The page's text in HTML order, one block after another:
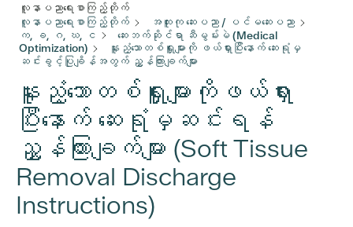
လူနာပညာရေးစာကြည့်တိုက်
လူနာပညာရေးစာကြည့်တိုက်
အထူးကု ဆေးပညာ / ပင်မဆေးပညာ
က, ခ, ဂ, ဃ, င
ဆေးဘက်ဆိုင်ရာ ဆီမွမ်းမဲ (Medical
Optimization)
နူးညံ့သောတစ်ရှူးများကို ဖယ်ရှားပြီးနောက် ဆေးရုံမှ
ဆင်းခွင့်ပြုချိန်အတွက် ညွှန်ကြားချက်များ
နူးညံ့သောတစ်ရှူးများကိုဖယ်ရှား
ပြီးနောက် ဆေးရုံမှဆင်းရန်
ညွှန်ကြားချက်များ (Soft Tissue
Removal Discharge
Instructions)